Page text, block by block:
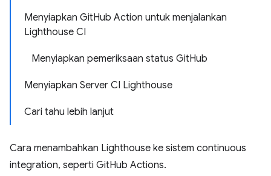
Menyiapkan GitHub Action untuk menjalankan
Lighthouse CI
Menyiapkan pemeriksaan status GitHub
Menyiapkan Server CI Lighthouse
Cari tahu lebih lanjut
Cara menambahkan Lighthouse ke sistem continuous
integration, seperti GitHub Actions.